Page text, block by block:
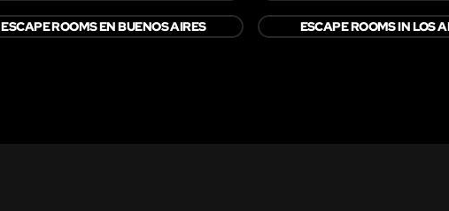
ESCAPE ROOMS EN BUENOS AIRES ESCAPE ROOMS IN LOS